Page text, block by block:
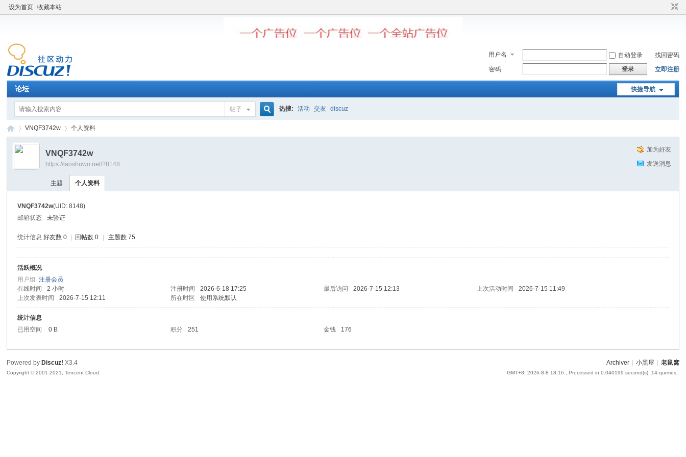
设为首页 收藏本站
用户名 自动登录
找回密码
密码
登录 立即注册
快捷导航
论坛
帖子 热搜: 活动 交友 discuz
窝
›
VNQF3742w 个人资料
加为好友
发送消息
VNQF3742w
https://laoshuwo.net/?8148
主题 个人资料
VNQF3742w(UID: 8148)
邮箱状态
未验证
统计信息 好友数 0 回帖数 0 主题数 75
活跃概况
用户组注册会员
在线时间
2 小时 注册时间 2026-6-18 17:25 最后访问 2026-7-15 12:13 上次活动时间
2026-7-15 11:49
上次发表时间
2026-7-15 12:11 所在时区 使用系统默认
统计信息
已用空间
0 B 积分 251 金钱 176
Archiver 小黑屋 老鼠窝
GMT+8, 2026-8-8 18:16 , Processed in 0.040199 second(s), 14 queries .
Powered by Discuz! X3.4
Copyright © 2001-2021, Tencent Cloud.